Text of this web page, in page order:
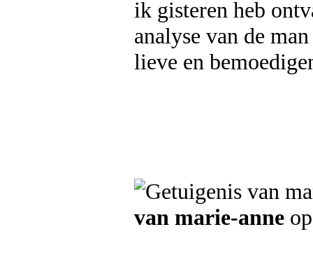
ik gisteren heb
analyse van de
lieve en
van marie-anne